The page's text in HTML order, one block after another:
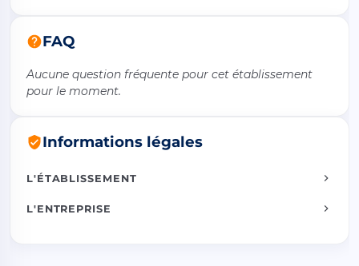
FAQ
Aucune question fréquente pour cet établissement
pour le moment.
Informations légales
L'ÉTABLISSEMENT
L'ENTREPRISE